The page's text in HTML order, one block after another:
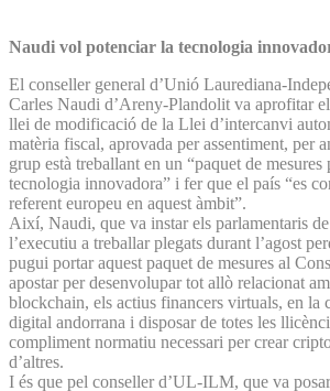
Naudi vol potenciar la tecnologia
El conseller general d’Unió Laurediana-
Carles Naudi d’Areny-Plandolit va aprofitar
llei de modificació de la Llei d’intercanvi
matèria fiscal, aprovada per assentiment, per
grup està treballant en un “paquet de mesures
tecnologia innovadora” i fer que el país “es
referent europeu en aquest àmbit”.
Així, Naudi, que va instar els parlamentaris
l’executiu a treballar plegats durant l’agost
pugui portar aquest paquet de mesures al
apostar per desenvolupar tot allò relacionat
blockchain, els actius financers virtuals, en la
digital andorrana i disposar de totes les
compliment normatiu necessari per crear
d’altres.
I és que pel conseller d’UL-ILM, que va